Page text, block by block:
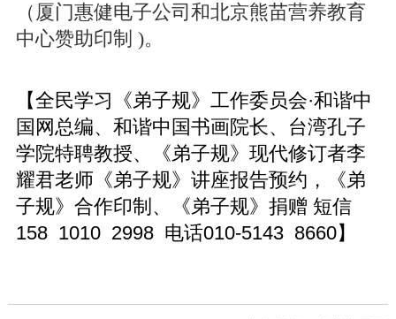
（厦门惠健电子公司和北京熊苗营养教育
中心赞助印制 )。
【全民学习《弟子规》工作委员会·和谐中
国网总编、和谐中国书画院长、台湾孔子
学院特聘教授、《弟子规》现代修订者李
耀君老师《弟子规》讲座报告预约，《弟
子规》合作印制、《弟子规》捐赠 短信
158 1010 2998 电话010-5143 8660】